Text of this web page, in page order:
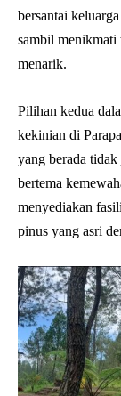
bersantai
sambil menikmati
menarik.
Pilihan kedua
kekinian di
yang berada
bertema
menyediakan
pinus yang asri